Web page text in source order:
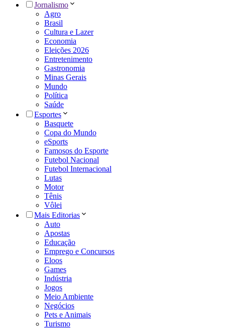
Jornalismo
Agro
Brasil
Cultura e Lazer
Economia
Eleições 2026
Entretenimento
Gastronomia
Minas Gerais
Mundo
Política
Saúde
Esportes
Basquete
Copa do Mundo
eSports
Famosos do Esporte
Futebol Nacional
Futebol Internacional
Lutas
Motor
Tênis
Vôlei
Mais Editorias
Auto
Apostas
Educação
Emprego e Concursos
Eloos
Games
Indústria
Jogos
Meio Ambiente
Negócios
Pets e Animais
Turismo